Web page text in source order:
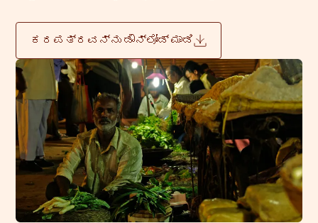
ಕರಪತ್ರವನ್ನು ಡೌನ್‌ಲೋಡ್ ಮಾಡಿ